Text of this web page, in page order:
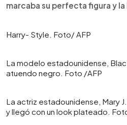
marcaba su perfecta figura y la
Harry- Style. Foto/ AFP
La modelo estadounidense,
atuendo negro. Foto /AFP
La actriz estadounidense, Mary
y llegó con un look plateado.